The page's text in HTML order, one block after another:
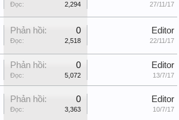
Đọc: 2,294 27/11/17
Phản hồi: 0
Đọc: 2,518
Editor
22/11/17
Phản hồi: 0
Đọc: 5,072
Editor
13/7/17
Phản hồi: 0
Đọc: 3,363
Editor
10/7/17